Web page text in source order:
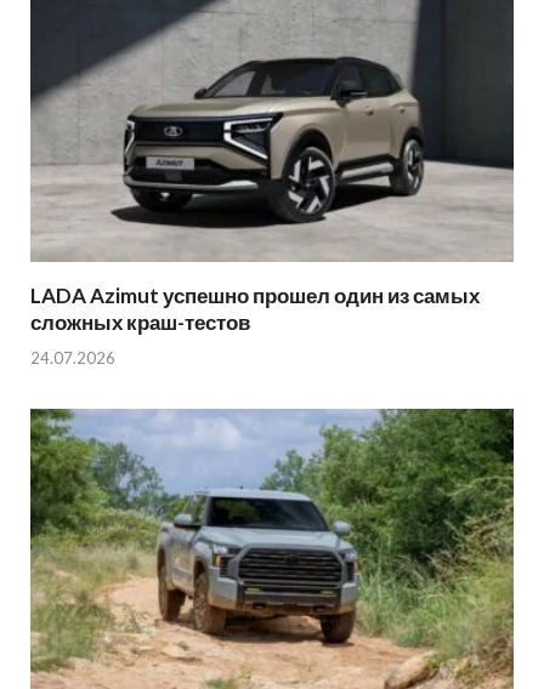
LADA Azimut успешно прошел один из самых
сложных краш-тестов
24.07.2026